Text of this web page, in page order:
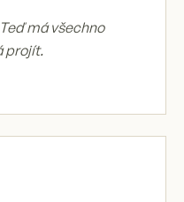
má všechno
projít.